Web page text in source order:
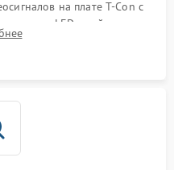
на плате T-Con с
LED-драйвера и
мультиметром.